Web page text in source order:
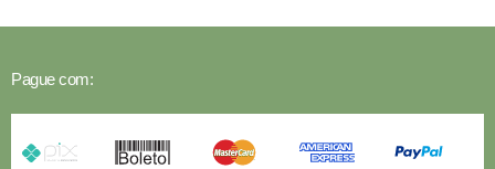
Pague com: